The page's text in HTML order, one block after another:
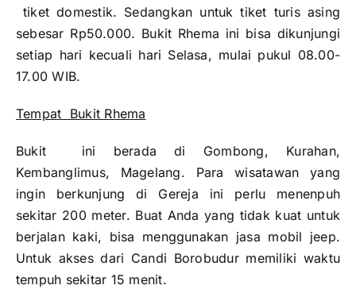
tiket domestik. Sedangkan untuk tiket turis asing
sebesar Rp50.000. Bukit Rhema ini bisa dikunjungi
setiap hari kecuali hari Selasa, mulai pukul 08.00-
17.00 WIB.
Tempat Bukit Rhema
Bukit ini berada di Gombong, Kurahan,
Kembanglimus, Magelang. Para wisatawan yang
ingin berkunjung di Gereja ini perlu menenpuh
sekitar 200 meter. Buat Anda yang tidak kuat untuk
berjalan kaki, bisa menggunakan jasa mobil jeep.
Untuk akses dari Candi Borobudur memiliki waktu
tempuh sekitar 15 menit.